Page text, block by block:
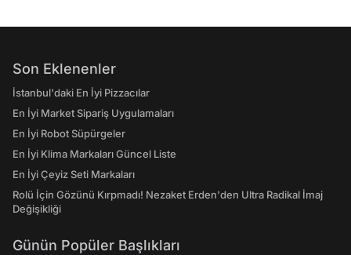
Son Eklenenler
İstanbul'daki En İyi Pizzacılar
En İyi Market Sipariş Uygulamaları
En İyi Robot Süpürgeler
En İyi Klima Markaları Güncel Liste
En İyi Çeyiz Seti Markaları
Rolü İçin Gözünü Kırpmadı! Nezaket Erden'den Ultra Radikal İmaj
Değişikliği
Günün Popüler Başlıkları